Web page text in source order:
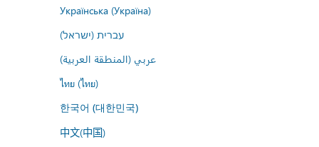
Українська (Україна)
עברית (ישראל)
عربي (المنطقة العربية)
ไทย (ไทย)
한국어 (대한민국)
中文(中国)